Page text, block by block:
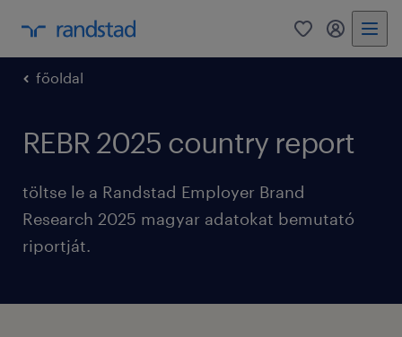
0
főoldal
REBR 2025 country report
töltse le a Randstad Employer Brand
Research 2025 magyar adatokat bemutató
riportját.